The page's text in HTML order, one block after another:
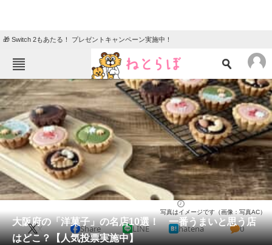
🎁 Switch 2もあたる！ プレゼントキャンペーン実施中！
ねとらぼメニュー
TOP ニュース
エンタメ クイズ
グルメ 地域
住まい 教育・育児
動物 リサーチ
会員記事
大阪府の「洋菓子」の名店10選！ 一番うまいと思う店
はどこ？【人気投票実施中】
写真はイメージです（画像：写真AC）
X Share LINE hatena 0